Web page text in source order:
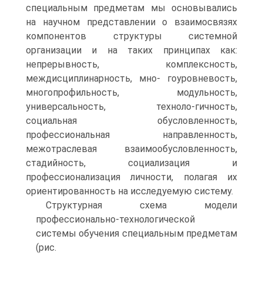
специальным предметам мы основывались
на научном представлении о взаимосвязях
компонентов структуры системной
организации и на таких принципах как:
непрерывность, комплексность,
междисциплинарность, мно- гоуровневость,
многопрофильность, модульность,
универсальность, техноло-гичность,
социальная обусловленность,
профессиональная направленность,
межотраслевая взаимообусловленность,
стадийность, социализация и
профессионализация личности, полагая их
ориентированность на исследуемую систему.
Структурная схема модели
профессионально-технологической
системы обучения специальным предметам
(рис.